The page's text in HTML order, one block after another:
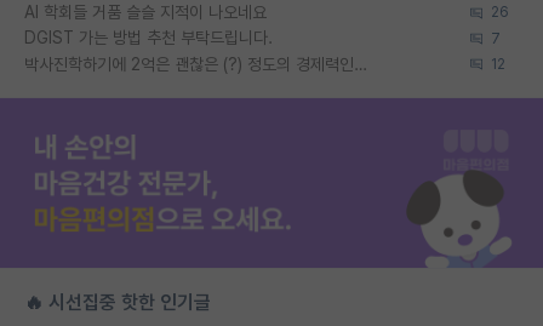
AI 학회들 거품 슬슬 지적이 나오네요 26
DGIST 가는 방법 추천 부탁드립니다. 7
박사진학하기에 2억은 괜찮은 (?) 정도의 경제력인가요 12
🔥 시선집중 핫한 인기글